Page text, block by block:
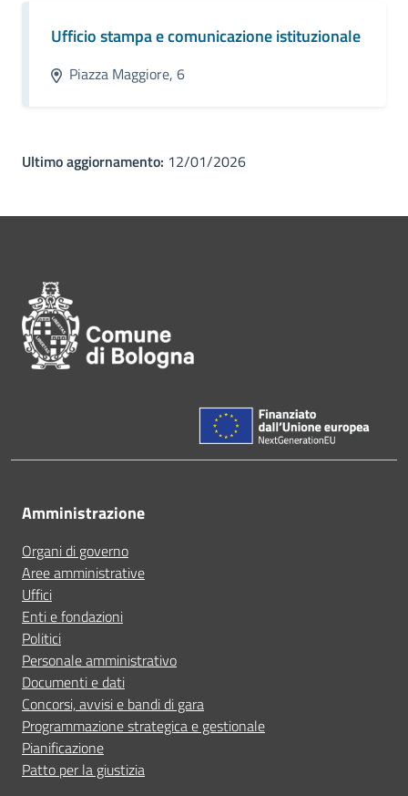
Ufficio stampa e comunicazione istituzionale
Piazza Maggiore, 6
Ultimo aggiornamento: 12/01/2026
Amministrazione
Organi di governo
Aree amministrative
Uffici
Enti e fondazioni
Politici
Personale amministrativo
Documenti e dati
Concorsi, avvisi e bandi di gara
Programmazione strategica e gestionale
Pianificazione
Patto per la giustizia